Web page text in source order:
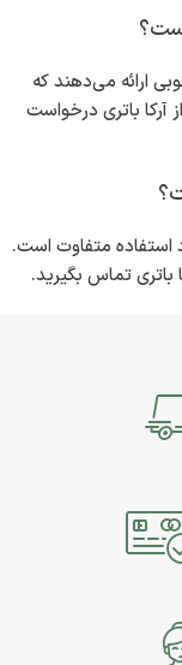
ارائه می‌دهند که
باتری درخواست
استفاده متفاوت است.
تماس بگیرید.